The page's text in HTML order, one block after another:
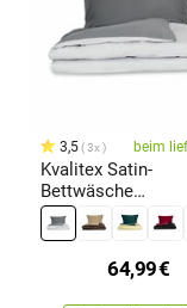
3,5 3x beim
Kvalitex Satin-
Bettwäsche
dunkelgrau/
× 200 cm, 70 × 90
64,99€